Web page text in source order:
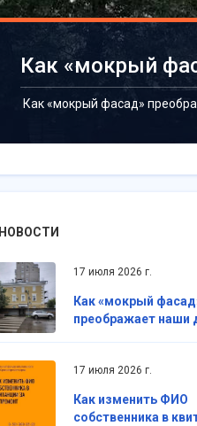
Как «мокрый
Как «мокрый фасад»
НОВОСТИ
17 июля 2026 г.
Как «мокрый
преображает наши
17 июля 2026 г.
Как изменить ФИО
собственника в